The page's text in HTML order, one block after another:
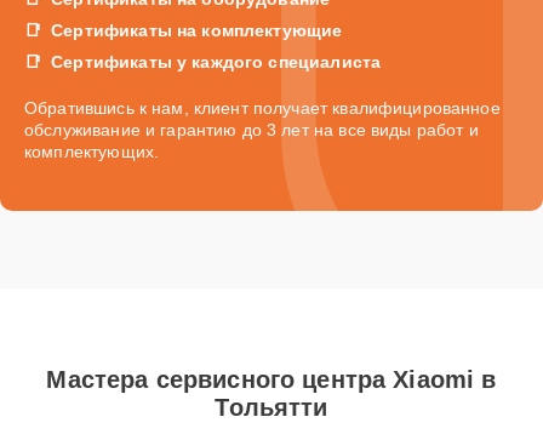
Сертификаты на комплектующие
Сертификаты у каждого специалиста
Обратившись к нам, клиент получает квалифицированное
обслуживание и гарантию до 3 лет на все виды работ и
комплектующих.
Мастера сервисного центра Xiaomi в
Тольятти